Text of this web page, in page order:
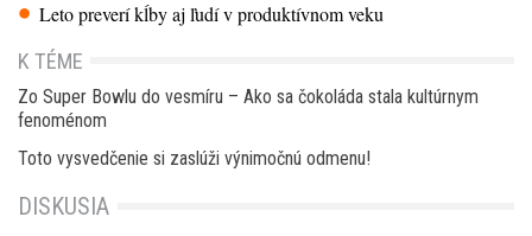
Leto preverí kĺby aj ľudí v produktívnom veku
K TÉME
Zo Super Bowlu do vesmíru – Ako sa čokoláda stala kultúrnym
fenoménom
Toto vysvedčenie si zaslúži výnimočnú odmenu!
DISKUSIA